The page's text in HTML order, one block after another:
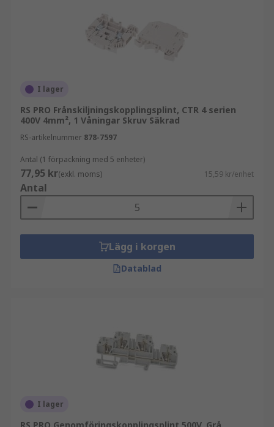
I lager
RS PRO Frånskiljningskopplingsplint, CTR 4 serien
400V 4mm², 1 Våningar Skruv Säkrad
RS-artikelnummer 878-7597
Antal (1 förpackning med 5 enheter)
77,95 kr(exkl. moms) 15,59 kr/enhet
Antal
Lägg i korgen
Datablad
I lager